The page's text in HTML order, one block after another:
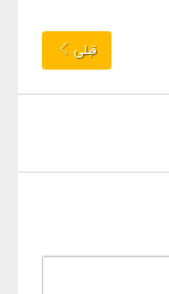
قبلی